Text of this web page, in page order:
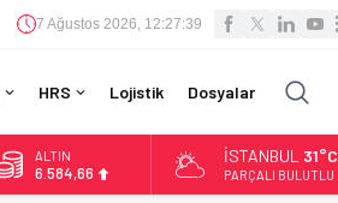
7 Ağustos 2026, 12:27:40
HRS Lojistik Dosyalar
ALTIN
6.584,66
İSTANBUL 31°C
PARÇALI BULUTLU